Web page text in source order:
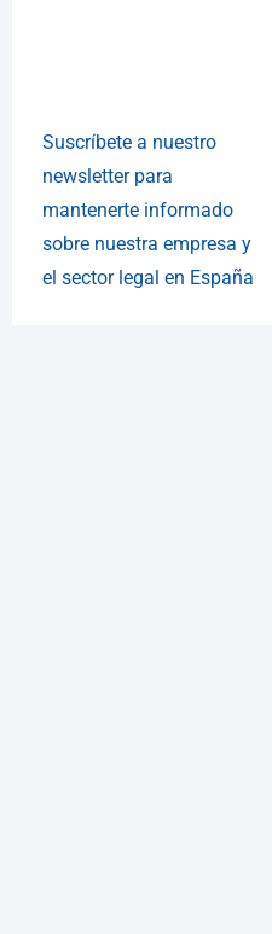
Suscríbete a nuestro
newsletter para
mantenerte informado
sobre nuestra empresa y
el sector legal en España